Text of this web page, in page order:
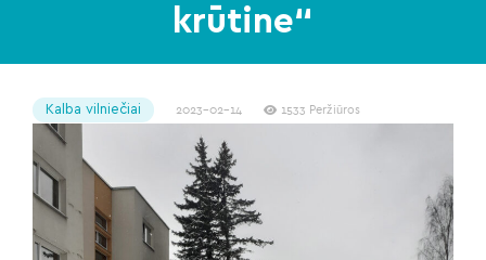
krūtine“
Kalba vilniečiai 2023-02-14 1533 Peržiūros